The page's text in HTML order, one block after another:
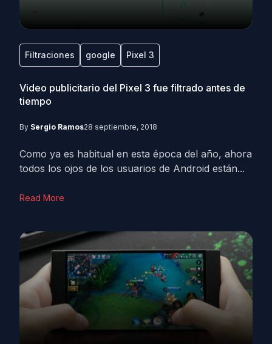
Filtraciones google Pixel 3
Video publicitario del Pixel 3 fue filtrado antes de
tiempo
By Sergio Ramos28 septiembre, 2018
Como ya es habitual en esta época del año, ahora
todos los ojos de los usuarios de Android están...
Read More